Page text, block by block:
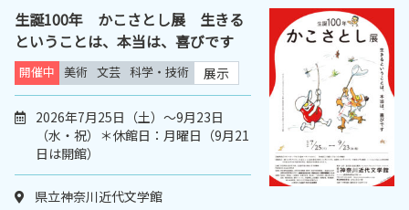
生誕100年 かこさとし展 生きる
ということは、本当は、喜びです
開催中 美術 文芸 科学・技術 展示
2026年7月25日（土）～9月23日
（水・祝）＊休館日：月曜日（9月21
日は開館）
県立神奈川近代文学館